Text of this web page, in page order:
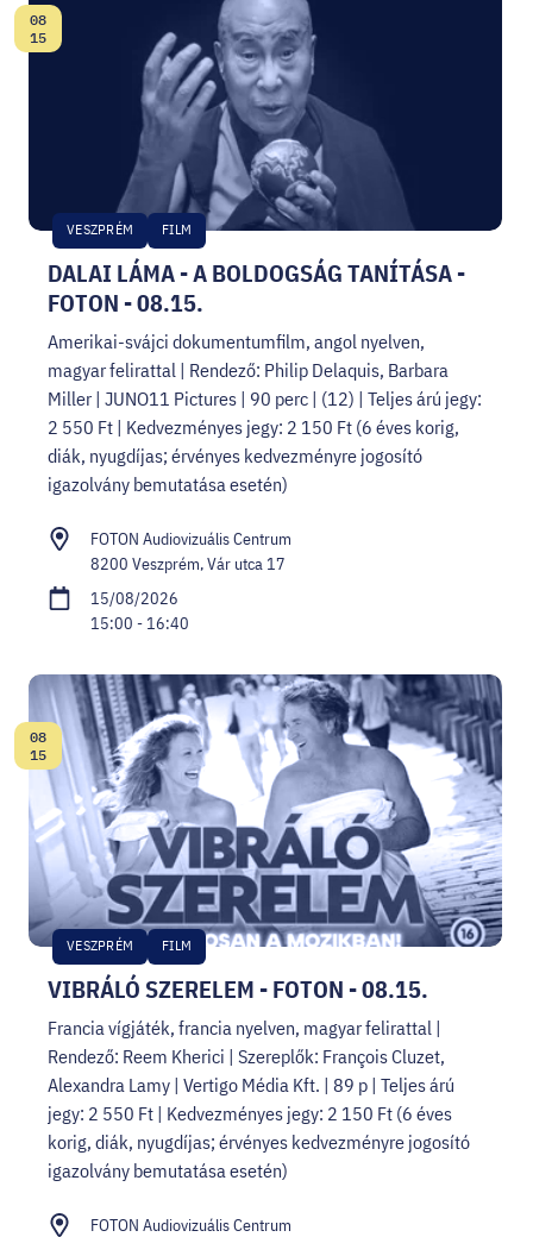
DALAI LÁMA - A BOLDOGSÁG TANÍTÁSA -
FOTON - 08.15.
VESZPRÉM FILM
Date:
08
15
Amerikai-svájci dokumentumfilm, angol nyelven,
magyar felirattal | Rendező: Philip Delaquis, Barbara
Miller | JUNO11 Pictures | 90 perc | (12) | Teljes árú jegy:
2 550 Ft | Kedvezményes jegy: 2 150 Ft (6 éves korig,
diák, nyugdíjas; érvényes kedvezményre jogosító
igazolvány bemutatása esetén)
FOTON Audiovizuális Centrum
8200 Veszprém, Vár utca 17
15/08/2026
15:00 - 16:40
VIBRÁLÓ SZERELEM - FOTON - 08.15.
VESZPRÉM FILM
Date:
08
15
Francia vígjáték, francia nyelven, magyar felirattal |
Rendező: Reem Kherici | Szereplők: François Cluzet,
Alexandra Lamy | Vertigo Média Kft. | 89 p | Teljes árú
jegy: 2 550 Ft | Kedvezményes jegy: 2 150 Ft (6 éves
korig, diák, nyugdíjas; érvényes kedvezményre jogosító
igazolvány bemutatása esetén)
FOTON Audiovizuális Centrum